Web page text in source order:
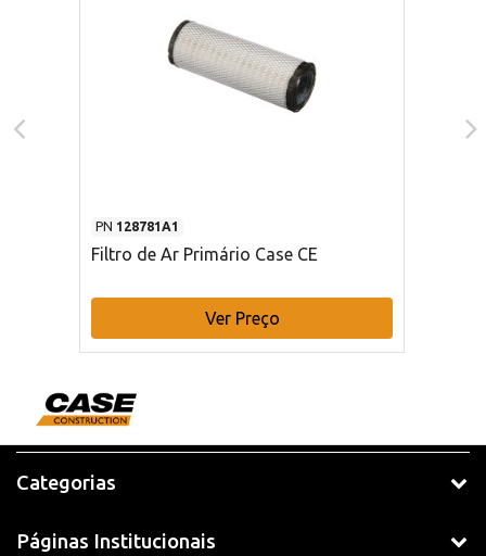
PN 128781A1
Filtro de Ar Primário Case CE
Ver Preço
Categorias
Páginas Institucionais